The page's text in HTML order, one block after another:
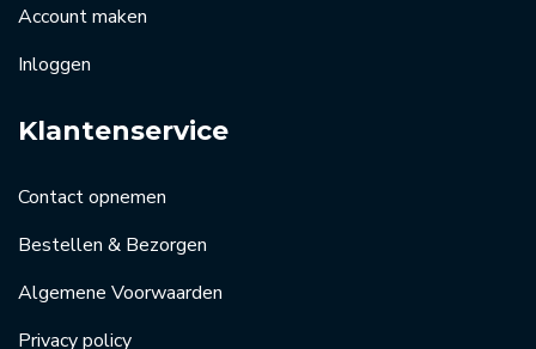
Account maken
Inloggen
Klantenservice
Contact opnemen
Bestellen & Bezorgen
Algemene Voorwaarden
Privacy policy